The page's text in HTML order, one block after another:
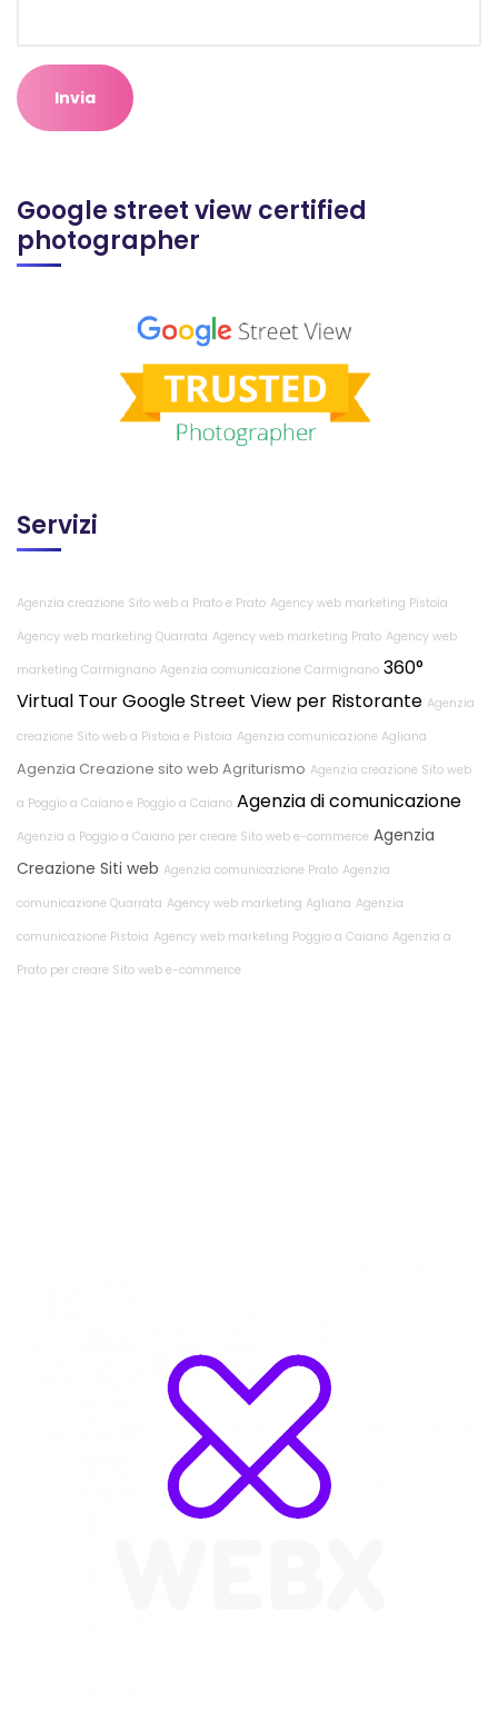
Google street view certified
photographer
Servizi
Agenzia creazione Sito web a Prato e Prato Agency web marketing Pistoia
Agency web marketing Quarrata Agency web marketing Prato Agency web
marketing Carmignano Agenzia comunicazione Carmignano 360°
Virtual Tour Google Street View per Ristorante Agenzia
creazione Sito web a Pistoia e Pistoia Agenzia comunicazione Agliana
Agenzia Creazione sito web Agriturismo Agenzia creazione Sito web
a Poggio a Caiano e Poggio a Caiano Agenzia di comunicazione
Agenzia a Poggio a Caiano per creare Sito web e-commerce Agenzia
Creazione Siti web Agenzia comunicazione Prato Agenzia
comunicazione Quarrata Agency web marketing Agliana Agenzia
comunicazione Pistoia Agency web marketing Poggio a Caiano Agenzia a
Prato per creare Sito web e-commerce